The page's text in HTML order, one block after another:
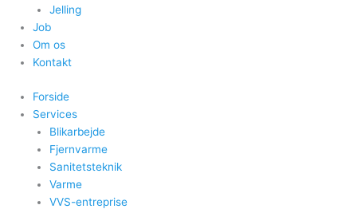
Jelling
Job
Om os
Kontakt
Forside
Services
Blikarbejde
Fjernvarme
Sanitetsteknik
Varme
VVS-entreprise